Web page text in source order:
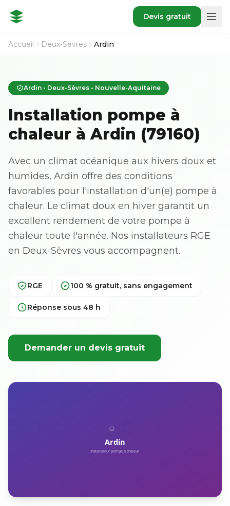
Devis gratuit
Accueil Deux-Sèvres Ardin
Ardin • Deux-Sèvres • Nouvelle-Aquitaine
Installation pompe à
chaleur à Ardin (79160)
Avec un climat océanique aux hivers doux et
humides, Ardin offre des conditions
favorables pour l'installation d'un(e) pompe à
chaleur. Le climat doux en hiver garantit un
excellent rendement de votre pompe à
chaleur toute l'année. Nos installateurs RGE
en Deux-Sèvres vous accompagnent.
RGE 100 % gratuit, sans engagement
Réponse sous 48 h
Demander un devis gratuit